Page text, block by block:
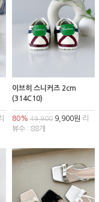
이브히 스니커즈 2cm
(314C10)
80% 49,9009,900원 리
뷰수 : 88개